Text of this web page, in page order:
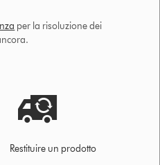
per la risoluzione dei
Restituire un prodotto